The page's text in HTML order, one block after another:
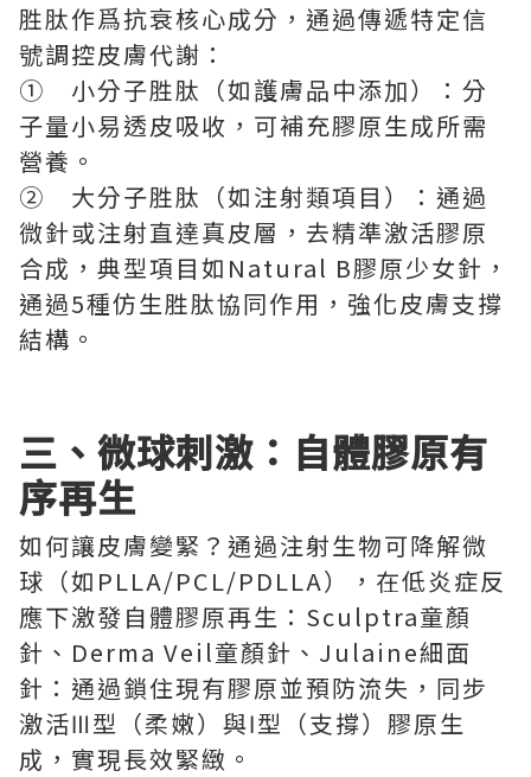
胜肽作爲抗衰核心成分，通過傳遞特定信
號調控皮膚代謝：
① 小分子胜肽（如護膚品中添加）：分
子量小易透皮吸收，可補充膠原生成所需
營養。
② 大分子胜肽（如注射類項目）：通過
微針或注射直達真皮層，去精準激活膠原
合成，典型項目如Natural B膠原少女針，
通過5種仿生胜肽協同作用，強化皮膚支撐
結構。
三、微球刺激：自體膠原有
序再生
如何讓皮膚變緊？通過注射生物可降解微
球（如PLLA/PCL/PDLLA），在低炎症反
應下激發自體膠原再生：Sculptra童顏
針、Derma Veil童顏針、Julaine細面
針：通過鎖住現有膠原並預防流失，同步
激活Ⅲ型（柔嫩）與Ⅰ型（支撐）膠原生
成，實現長效緊緻。